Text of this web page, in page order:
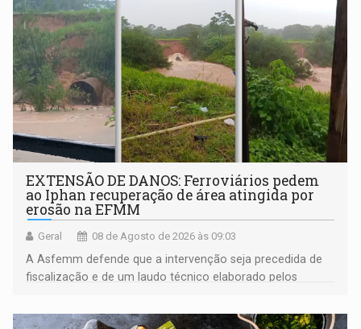
EXTENSÃO DE DANOS: Ferroviários pedem
ao Iphan recuperação de área atingida por
erosão na EFMM
Geral 08 de Agosto de 2026 às 09:03
A Asfemm defende que a intervenção seja precedida de
fiscalização e de um laudo técnico elaborado pelos